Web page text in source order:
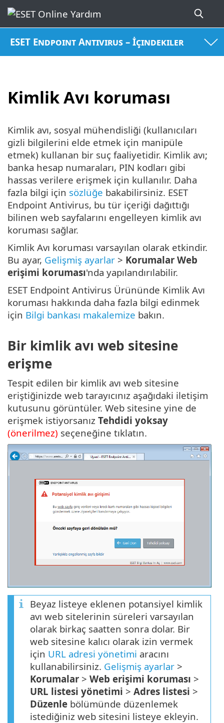
ESET Endpoint Antivirus – İçindekiler
Kimlik Avı koruması
Kimlik avı, sosyal mühendisliği (kullanıcıları
gizli bilgilerini elde etmek için manipüle
etmek) kullanan bir suç faaliyetidir. Kimlik avı;
banka hesap numaraları, PIN kodları gibi
hassas verilere erişmek için kullanılır. Daha
fazla bilgi için sözlüğe bakabilirsiniz. ESET
Endpoint Antivirus, bu tür içeriği dağıttığı
bilinen web sayfalarını engelleyen kimlik avı
koruması sağlar.
Kimlik Avı koruması varsayılan olarak etkindir.
Bu ayar, Gelişmiş ayarlar > Korumalar Web
erişimi koruması'nda yapılandırılabilir.
ESET Endpoint Antivirus Ürününde Kimlik Avı
koruması hakkında daha fazla bilgi edinmek
için Bilgi bankası makalemize bakın.
Bir kimlik avı web sitesine
erişme
Tespit edilen bir kimlik avı web sitesine
eriştiğinizde web tarayıcınız aşağıdaki iletişim
kutusunu görüntüler. Web sitesine yine de
erişmek istiyorsanız Tehdidi yoksay
(önerilmez) seçeneğine tıklatın.
Beyaz listeye eklenen potansiyel kimlik
avı web sitelerinin süreleri varsayılan
olarak birkaç saatten sonra dolar. Bir
web sitesine kalıcı olarak izin vermek
için URL adresi yönetimi aracını
kullanabilirsiniz. Gelişmiş ayarlar >
Korumalar > Web erişimi koruması >
URL listesi yönetimi > Adres listesi >
Düzenle bölümünde düzenlemek
istediğiniz web sitesini listeye ekleyin.